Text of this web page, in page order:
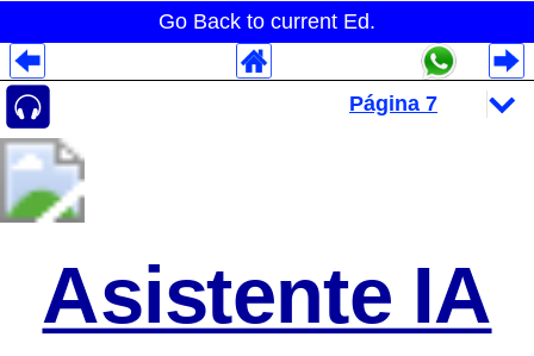
Go Back to current Ed.
Asistente IA
Despliegues Analytics
Despliegues Totales
Despliegues por Rubros